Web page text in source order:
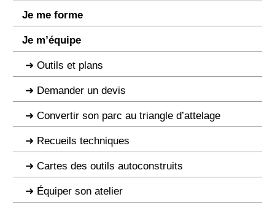
Je me forme
Je m’équipe
Outils et plans
Demander un devis
Convertir son parc au triangle d’attelage
Recueils techniques
Cartes des outils autoconstruits
Équiper son atelier